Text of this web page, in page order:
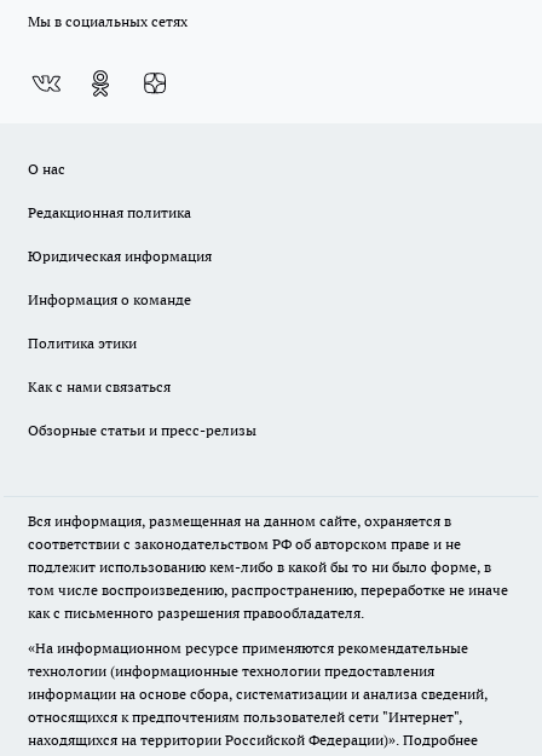
Мы в социальных сетях
О нас
Редакционная политика
Юридическая информация
Информация о команде
Политика этики
Как с нами связаться
Обзорные статьи и пресс-релизы
Вся информация, размещенная на данном сайте, охраняется в
соответствии с законодательством РФ об авторском праве и не
подлежит использованию кем-либо в какой бы то ни было форме, в
том числе воспроизведению, распространению, переработке не иначе
как с письменного разрешения правообладателя.
«На информационном ресурсе применяются рекомендательные
технологии (информационные технологии предоставления
информации на основе сбора, систематизации и анализа сведений,
относящихся к предпочтениям пользователей сети "Интернет",
находящихся на территории Российской Федерации)». Подробнее